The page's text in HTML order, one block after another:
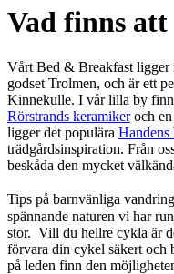
Vad finns att
Vårt Bed & Breakfast ligger
godset Trolmen, och är ett
Kinnekulle. I vår lilla by
Rörstrands keramikeroch en
ligger det populära Handens
trädgårdsinspiration. Från
beskåda den mycket
Tips på barnvänliga
spännande naturen vi har
stor. Vill du hellre cykla är
förvara din cykel säkert och
på leden finn den